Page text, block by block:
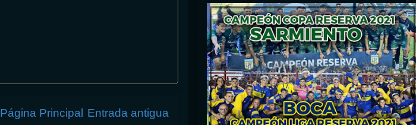
Entrada antigua
Página Principal